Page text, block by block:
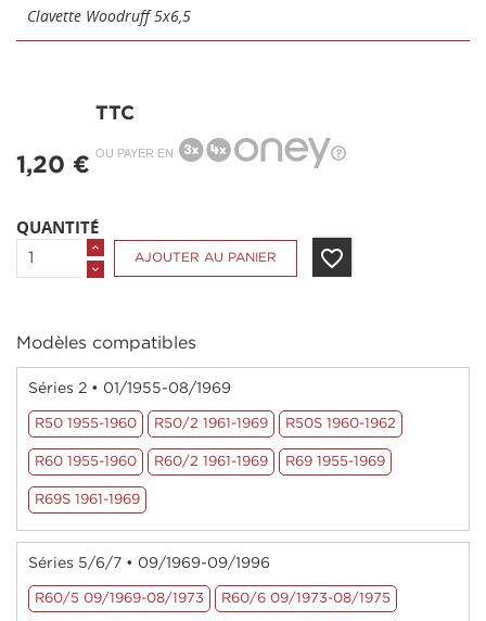
Clavette Woodruff 5x6,5
1,20 €
TTC
OU PAYER EN
QUANTITÉ
AJOUTER AU PANIER favorite_border
Modèles compatibles
Séries 2 • 01/1955-08/1969
R50 1955-1960 R50/2 1961-1969 R50S 1960-1962
R60 1955-1960 R60/2 1961-1969 R69 1955-1969
R69S 1961-1969
Séries 5/6/7 • 09/1969-09/1996
R60/5 09/1969-08/1973 R60/6 09/1973-08/1975